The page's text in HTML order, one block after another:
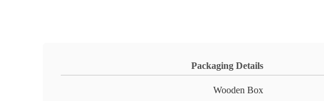
Packaging Details
Wooden Box